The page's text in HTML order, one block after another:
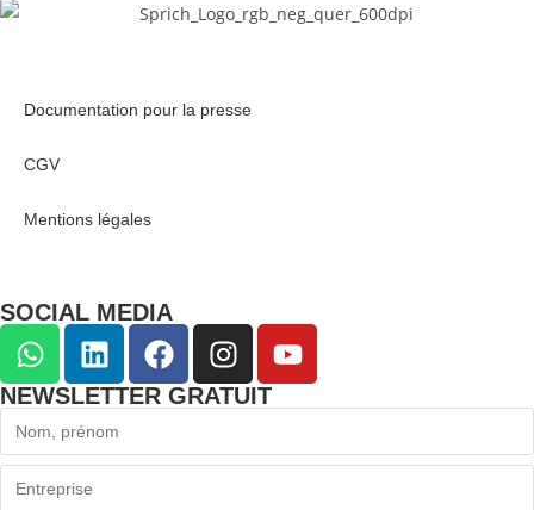
Documentation pour la presse
CGV
Mentions légales
SOCIAL MEDIA
NEWSLETTER GRATUIT